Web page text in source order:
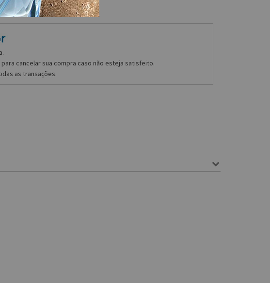
cancelar sua compra caso não esteja satisfeito.
as transações.